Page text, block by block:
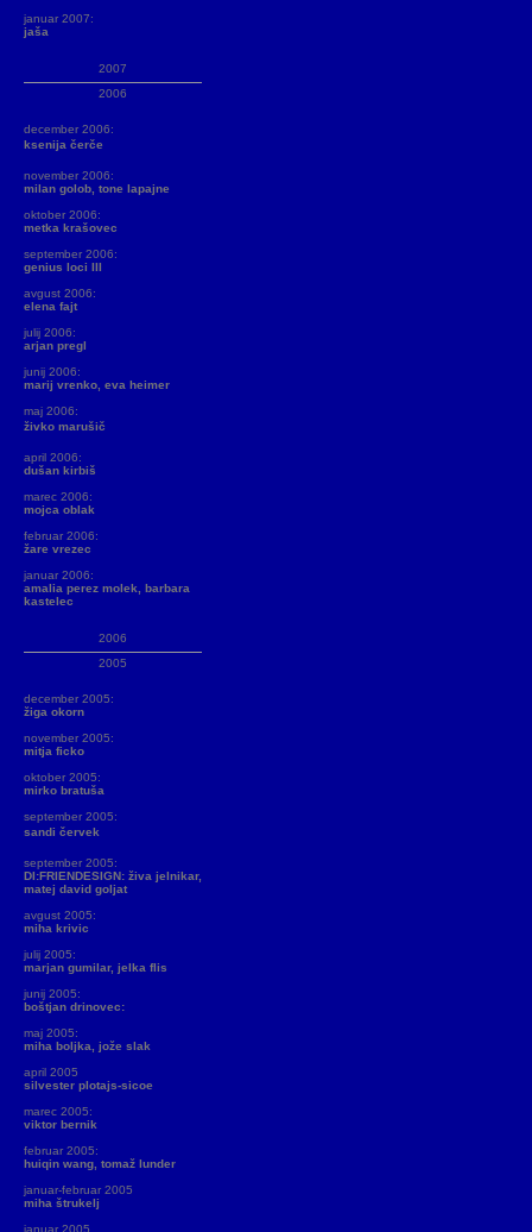
januar 2007:
jaša
2007
2006
december 2006:
ksenija čerče
november 2006:
milan golob, tone lapajne
oktober 2006:
metka krašovec
september 2006:
genius loci III
avgust 2006:
elena fajt
julij 2006:
arjan pregl
junij 2006:
marij vrenko, eva heimer
maj 2006:
živko marušič
april 2006:
dušan kirbiš
marec 2006:
mojca oblak
februar 2006:
žare vrezec
januar 2006:
amalia perez molek, barbara
kastelec
2006
2005
december 2005:
žiga okorn
november 2005:
mitja ficko
oktober 2005:
mirko bratuša
september 2005:
sandi červek
september 2005:
DI:FRIENDESIGN: živa jelnikar,
matej david goljat
avgust 2005:
miha krivic
julij 2005:
marjan gumilar, jelka flis
junij 2005:
boštjan drinovec:
maj 2005:
miha boljka, jože slak
april 2005
silvester plotajs-sicoe
marec 2005:
viktor bernik
februar 2005:
huiqin wang, tomaž lunder
januar-februar 2005
miha štrukelj
januar 2005